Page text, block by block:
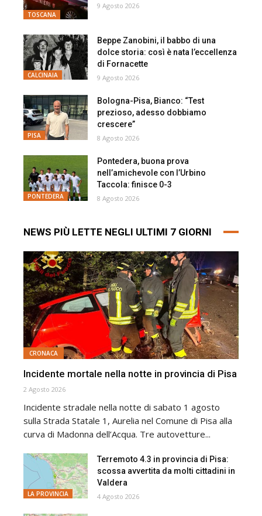
TOSCANA
9 Agosto 2026
CALCINAIA
Beppe Zanobini, il babbo di una
dolce storia: così è nata l’eccellenza
di Fornacette
9 Agosto 2026
PISA
Bologna-Pisa, Bianco: “Test
prezioso, adesso dobbiamo
crescere”
8 Agosto 2026
PONTEDERA
Pontedera, buona prova
nell’amichevole con l’Urbino
Taccola: finisce 0-3
8 Agosto 2026
NEWS PIÙ LETTE NEGLI ULTIMI 7 GIORNI
CRONACA
Incidente mortale nella notte in provincia di Pisa
2 Agosto 2026
Incidente stradale nella notte di sabato 1 agosto
sulla Strada Statale 1, Aurelia nel Comune di Pisa alla
curva di Madonna dell’Acqua. Tre autovetture...
LA PROVINCIA
Terremoto 4.3 in provincia di Pisa:
scossa avvertita da molti cittadini in
Valdera
4 Agosto 2026